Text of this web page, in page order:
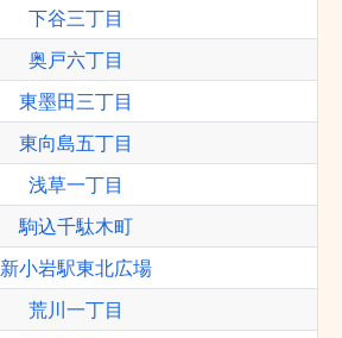
下谷三丁目
奥戸六丁目
東墨田三丁目
東向島五丁目
浅草一丁目
駒込千駄木町
新小岩駅東北広場
荒川一丁目